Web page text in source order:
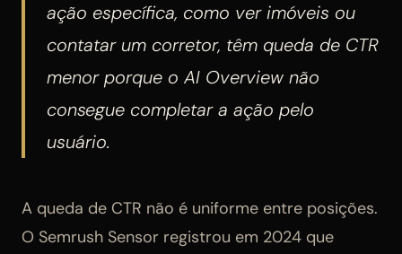
ação específica, como ver imóveis ou
contatar um corretor, têm queda de CTR
menor porque o AI Overview não
consegue completar a ação pelo
usuário.
A queda de CTR não é uniforme entre posições.
O Semrush Sensor registrou em 2024 que